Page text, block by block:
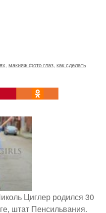
макияж фото глаз как сделать
Циглер родился 30
штат Пенсильвания.